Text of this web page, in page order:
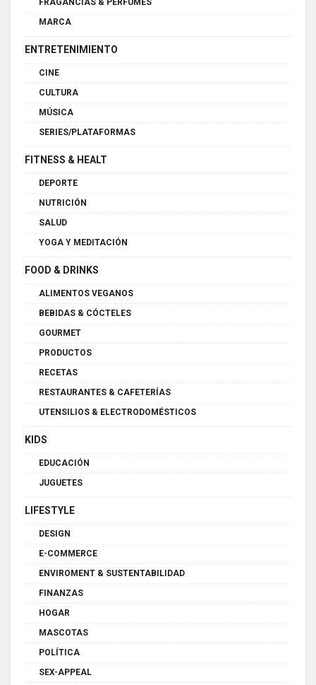
FRAGANCIAS & PERFUMES
MARCA
ENTRETENIMIENTO
CINE
CULTURA
MÚSICA
SERIES/PLATAFORMAS
FITNESS & HEALT
DEPORTE
NUTRICIÓN
SALUD
YOGA Y MEDITACIÓN
FOOD & DRINKS
ALIMENTOS VEGANOS
BEBIDAS & CÓCTELES
GOURMET
PRODUCTOS
RECETAS
RESTAURANTES & CAFETERÍAS
UTENSILIOS & ELECTRODOMÉSTICOS
KIDS
EDUCACIÓN
JUGUETES
LIFESTYLE
DESIGN
E-COMMERCE
ENVIROMENT & SUSTENTABILIDAD
FINANZAS
HOGAR
MASCOTAS
POLÍTICA
SEX-APPEAL